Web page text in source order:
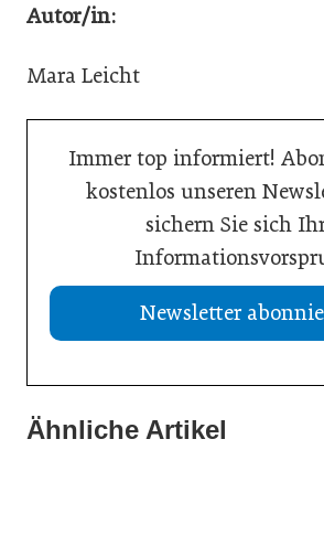
Autor/in:
Mara Leicht
Immer top informiert!
kostenlos unseren
sichern Sie sich
Newsletter
Ähnliche Artikel
21. Juli 2026